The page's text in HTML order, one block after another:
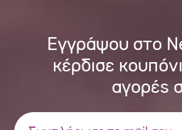
Εγγράψου στο
κέρδισε
αγορές